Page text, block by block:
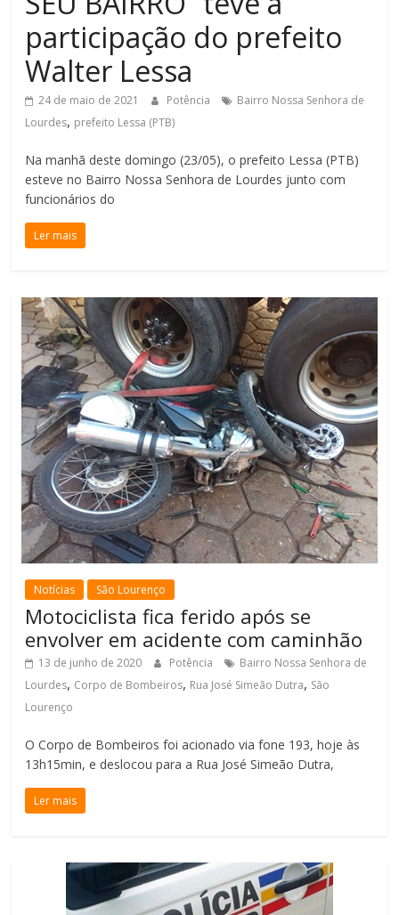
de
Minas
participação do prefeito
Walter Lessa
24 de maio de 2021 Potência
Bairro Nossa Senhora de
Lourdes, prefeito Lessa (PTB)
Na manhã deste domingo (23/05), o prefeito Lessa (PTB)
esteve no Bairro Nossa Senhora de Lourdes junto com
funcionários do
Ler mais
Notícias São Lourenço
Motociclista fica ferido após se
envolver em acidente com caminhão
13 de junho de 2020 Potência
Bairro Nossa Senhora de
Lourdes, Corpo de Bombeiros, Rua José Simeão Dutra, São
Lourenço
O Corpo de Bombeiros foi acionado via fone 193, hoje às
13h15min, e deslocou para a Rua José Simeão Dutra,
Ler mais